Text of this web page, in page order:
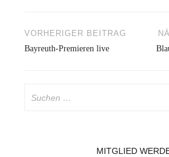
Beitragsnavigation
VORHERIGER BEITRAG
Bayreuth-Premieren live
nach:
MITGLIED